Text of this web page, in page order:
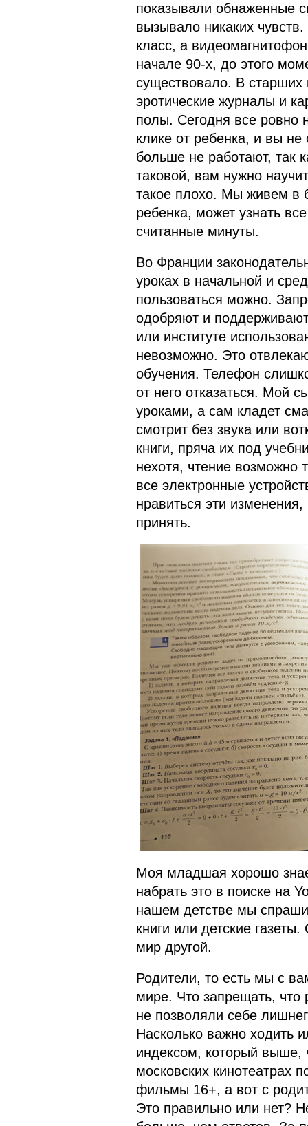
показывали обнаженные
вызывало никаких
класс, а
начале 90-х, до этого
существовало. В старших
эротические журналы и
полы. Сегодня все ровно
клике от ребенка, и вы не
больше не работают, так
таковой, вам нужно
такое плохо. Мы живем в
ребенка, может узнать
считанные минуты.
Во Франции
уроках в начальной и
пользоваться можно.
одобряют и
или институте
невозможно. Это
обучения. Телефон
от него отказаться. Мой
уроками, а сам кладет
смотрит без звука или
книги, пряча их под
нехотя, чтение возможно
все электронные
нравиться эти
принять.
Моя младшая хорошо
набрать это в поиске на
нашем детстве мы
книги или детские
мир другой.
Родители, то есть мы с
мире. Что запрещать, что
не позволяли себе
Насколько важно ходить
индексом, который выше,
московских кинотеатрах
фильмы 16+, а вот с
Это правильно или нет?